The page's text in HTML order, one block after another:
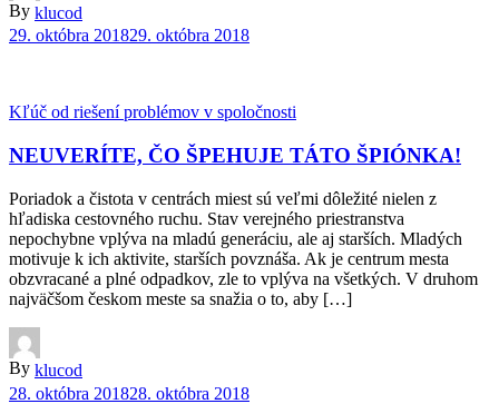
By klucod
29. októbra 201829. októbra 2018
Kľúč od riešení problémov v spoločnosti
NEUVERÍTE, ČO ŠPEHUJE TÁTO ŠPIÓNKA!
Poriadok a čistota v centrách miest sú veľmi dôležité nielen z
hľadiska cestovného ruchu. Stav verejného priestranstva
nepochybne vplýva na mladú generáciu, ale aj starších. Mladých
motivuje k ich aktivite, starších povznáša. Ak je centrum mesta
obzvracané a plné odpadkov, zle to vplýva na všetkých. V druhom
najväčšom českom meste sa snažia o to, aby […]
By klucod
28. októbra 201828. októbra 2018